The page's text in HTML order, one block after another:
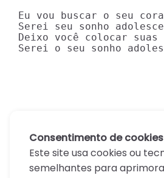
Eu vou buscar o seu
Serei seu sonho
Deixo você colocar suas
Serei o seu sonho
Consentimento de cookies
Este site usa cookies ou
semelhantes para